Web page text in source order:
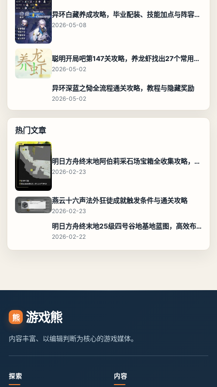
异环白藏养成攻略，毕业配装、技能加点与阵容搭配保姆级解析
2026-05-08
聪明开局吧第147关攻略，养龙虾找出27个常用字通关答案
2026-05-02
异环深蓝之恸全流程通关攻略，教程与隐藏奖励
2026-05-02
热门文章
明日方舟终末地阿伯莉采石场宝箱全收集攻略，全点位分布图与路线
2026-02-23
燕云十六声法外狂徒成就触发条件与通关攻略
2026-02-23
明日方舟终末地25级四号谷地基地蓝图，高效布局规划
2026-02-22
熊 游戏熊
内容丰富、以编辑判断为核心的游戏媒体。
探索 内容